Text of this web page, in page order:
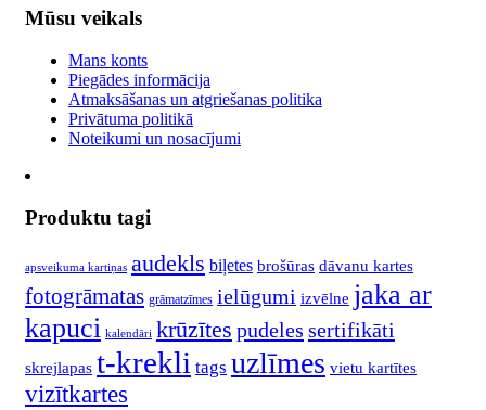
Mūsu veikals
Mans konts
Piegādes informācija
Atmaksāšanas un atgriešanas politika
Privātuma politikā
Noteikumi un nosacījumi
Produktu tagi
apsveikuma kartiņas audekls biļetes brošūras dāvanu kartes
fotogrāmatas grāmatzīmes ielūgumi izvēlne jaka ar
kapuci kalendāri krūzītes pudeles sertifikāti
skrejlapas t-krekli tags uzlīmes vietu kartītes
vizītkartes